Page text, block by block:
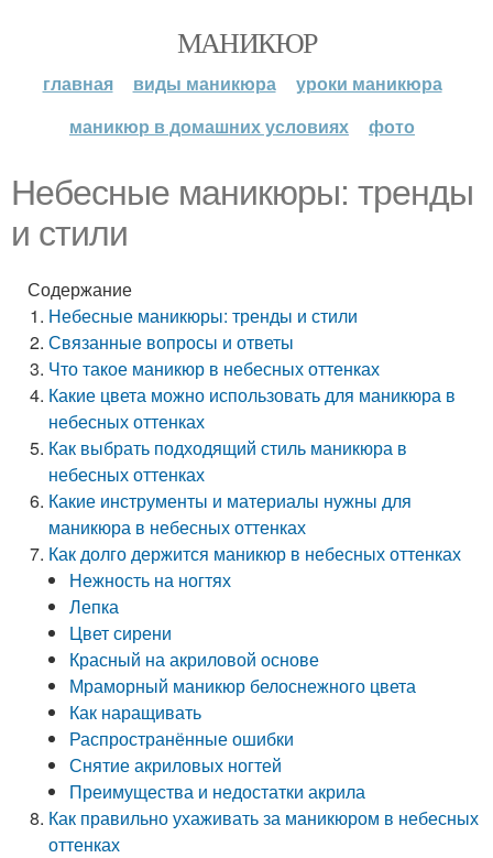
МАНИКЮР
главная виды маникюра
уроки маникюра
маникюр в домашних условиях
фото
Небесные маникюры: тренды
и стили
Содержание
Небесные маникюры: тренды и стили
Связанные вопросы и ответы
Что такое маникюр в небесных оттенках
Какие цвета можно использовать для маникюра в
небесных оттенках
Как выбрать подходящий стиль маникюра в
небесных оттенках
Какие инструменты и материалы нужны для
маникюра в небесных оттенках
Как долго держится маникюр в небесных оттенках
Нежность на ногтях
Лепка
Цвет сирени
Красный на акриловой основе
Мраморный маникюр белоснежного цвета
Как наращивать
Распространённые ошибки
Снятие акриловых ногтей
Преимущества и недостатки акрила
Как правильно ухаживать за маникюром в небесных
оттенках